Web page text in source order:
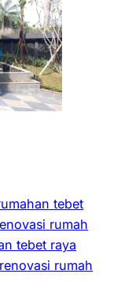
tebet
rumah
tebet raya
renovasi rumah